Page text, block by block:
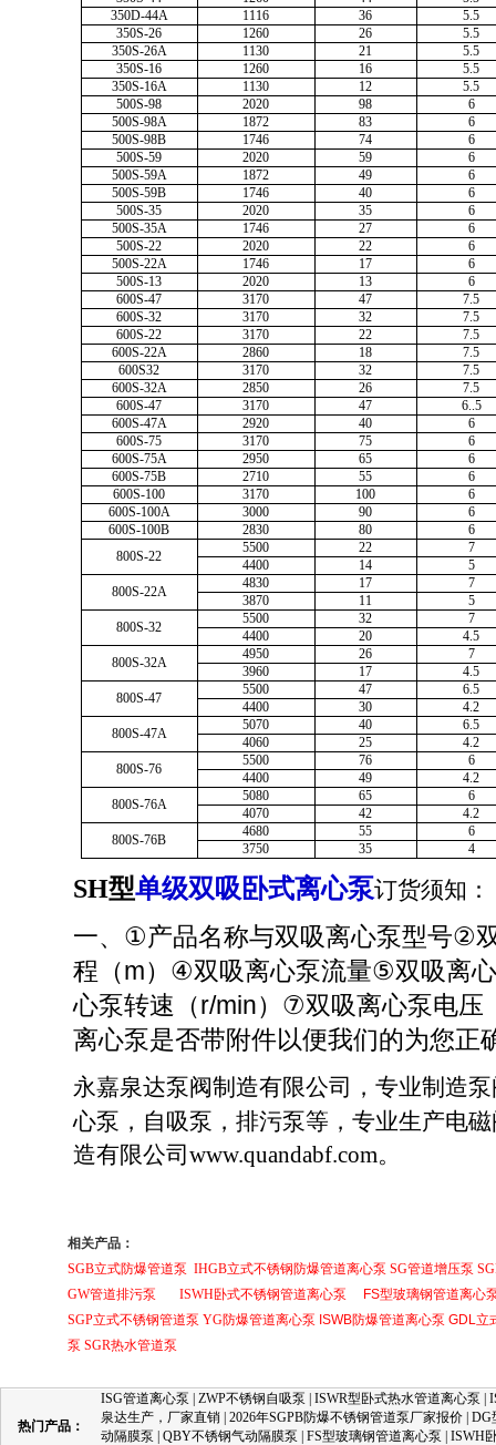
350D-44A
1116 36
5.5
350S-26
1260 26
5.5
350S-26A
1130 21
5.5
350S-16
1260 16
5.5
350S-16A
1130 12
5.5
500S-98
2020 98
6
500S-98A
1872 83
6
500S-98B
1746 74
6
500S-59
2020 59
6
500S-59A
1872 49
6
500S-59B
1746 40
6
500S-35
2020 35
6
500S-35A
1746 27
6
500S-22
2020 22
6
500S-22A
1746 17
6
500S-13
2020 13
6
600S-47
3170 47
7.5
600S-32
3170 32
7.5
600S-22
3170 22
7.5
600S-22A
2860 18
7.5
600S32
3170 32
7.5
600S-32A
2850 26
7.5
600S-47
3170 47
6..5
600S-47A
2920 40
6
600S-75
3170 75
6
600S-75A
2950 65
6
600S-75B
2710 55
6
600S-100
3170 100
6
600S-100A
3000 90
6
600S-100B
2830 80
6
800S-22
5500 22
7
4400
14
5
800S-22A
4830 17
7
3870
11
5
800S-32
5500 32
7
4400
20
4.5
800S-32A
4950 26
7
3960
17
4.5
800S-47
5500 47
6.5
4400
30
4.2
800S-47A
5070 40
6.5
4060
25
4.2
800S-76
5500 76
6
4400
49
4.2
800S-76A
5080 65
6
4070
42
4.2
800S-76B
4680 55
6
3750
35 4
SH型单级双吸 卧式离心泵订货须知：
一、 ①产品名称与双吸离心泵型号②
程（m） ④双吸离心泵流量⑤双吸离
心泵转速（r/min） ⑦双吸离心泵电压
离心泵是否带附件以便我们的为您正
永嘉泉达泵阀制造有限公司，专业制造
心泵，自吸泵，排污泵等，专业生产电
造有限公司www.quandabf.com。
相关产品：
SGB立式防爆管道泵 IHGB立式不锈钢防爆管道离心泵 SG管道增压泵
GW管道排污泵
ISWH卧式不锈钢管道离心泵
FS型玻璃钢管道离心
SGP立式不锈钢管道泵 YG防爆管道离心泵 ISWB防爆管道离心泵 GDL立
泵 SGR热水管道泵
热门产品：
ISG管道离心泵 ZWP不锈钢自吸泵 ISWR型卧式热水管道离心泵
泉达生产，厂家直销 2026年SGPB防爆不锈钢管道泵厂家报价 DG
动隔膜泵
QBY不锈钢气动隔膜泵 FS型玻璃钢管道离心泵
ISWH